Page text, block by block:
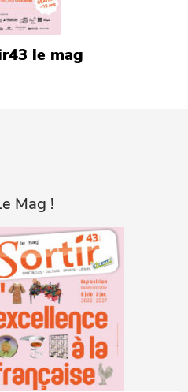
le mag
Mag !